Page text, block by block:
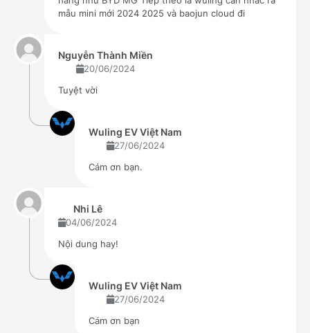
mẫu mini mới 2024 2025 và baojun cloud đi
Nguyễn Thành Miền
20/06/2024
Tuyệt vời
Wuling EV Việt Nam
27/06/2024
Cám ơn bạn.
Nhi Lê
04/06/2024
Nội dung hay!
Wuling EV Việt Nam
27/06/2024
Cám ơn bạn